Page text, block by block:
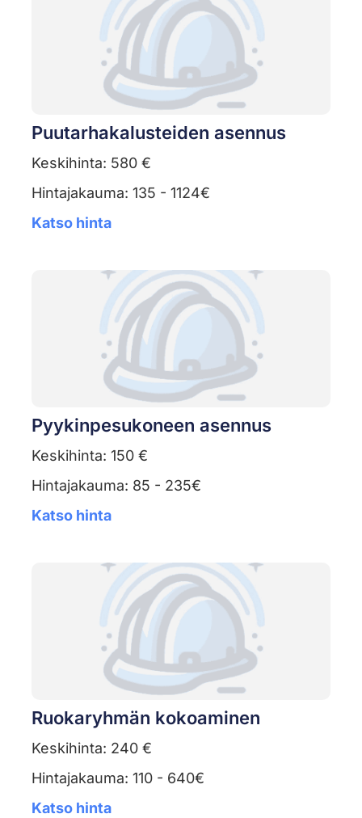
Puutarhakalusteiden asennus
Keskihinta: 580 €
Hintajakauma: 135 - 1124€
Katso hinta
Pyykinpesukoneen asennus
Keskihinta: 150 €
Hintajakauma: 85 - 235€
Katso hinta
Ruokaryhmän kokoaminen
Keskihinta: 240 €
Hintajakauma: 110 - 640€
Katso hinta